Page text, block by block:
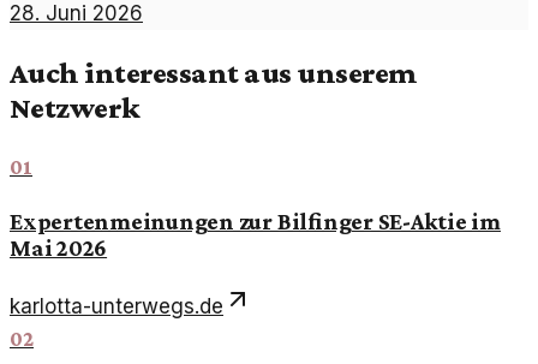
28. Juni 2026
Auch interessant aus unserem
Netzwerk
01
Expertenmeinungen zur Bilfinger SE-Aktie im
Mai 2026
karlotta-unterwegs.de
02